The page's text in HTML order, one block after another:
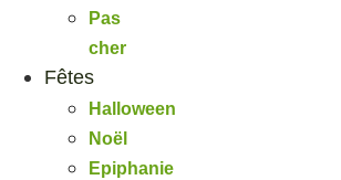
Pas
cher
Fêtes
Halloween
Noël
Epiphanie